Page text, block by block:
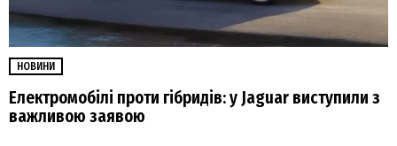
НОВИНИ
Електромобілі проти гібридів: у Jaguar виступили з
важливою заявою